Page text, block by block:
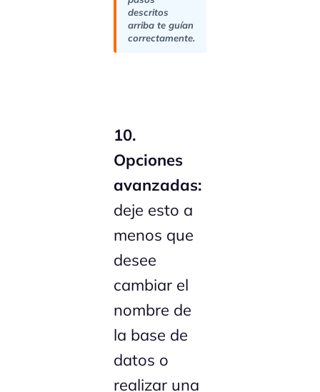
descritos
arriba te guían
correctamente.
10.
Opciones
avanzadas:
deje esto a
menos que
desee
cambiar el
nombre de
la base de
datos o
realizar una